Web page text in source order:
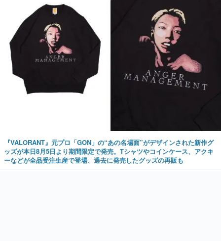
『VALORANT』元プロ「GON」の“あの名場面”がデザインされた新作グ
ッズが本日8月5日より期間限定で発売。Tシャツやコインケース、アクキ
ーなどが全品受注生産で登場、過去に発売したグッズの再販も